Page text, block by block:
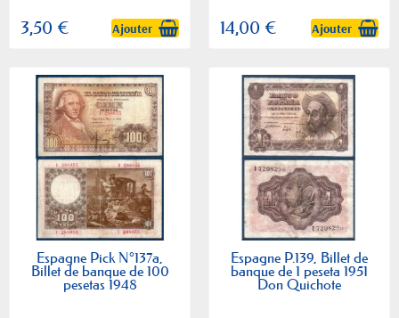
3,50 € Ajouter 14,00 € Ajouter
Espagne Pick N°137a,
Billet de banque de 100
pesetas 1948
Espagne P.139, Billet de
banque de 1 peseta 1951
Don Quichote